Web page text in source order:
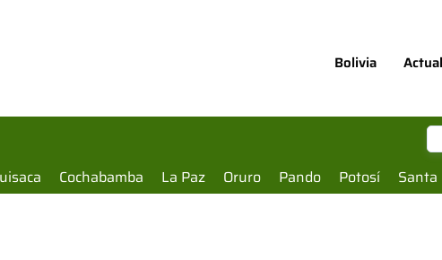
Bolivia
Cochabamba La Paz Oruro Pando Potosí Santa